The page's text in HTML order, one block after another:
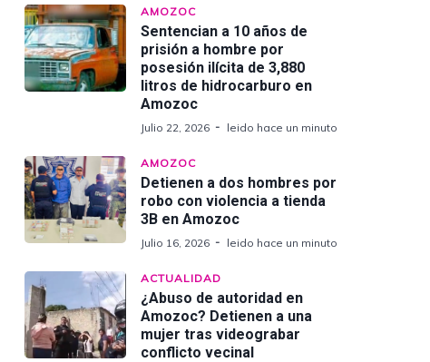
AMOZOC
Sentencian a 10 años de
prisión a hombre por
posesión ilícita de 3,880
litros de hidrocarburo en
Amozoc
Julio 22, 2026 leido hace un minuto
AMOZOC
Detienen a dos hombres por
robo con violencia a tienda
3B en Amozoc
Julio 16, 2026 leido hace un minuto
ACTUALIDAD
¿Abuso de autoridad en
Amozoc? Detienen a una
mujer tras videograbar
conflicto vecinal